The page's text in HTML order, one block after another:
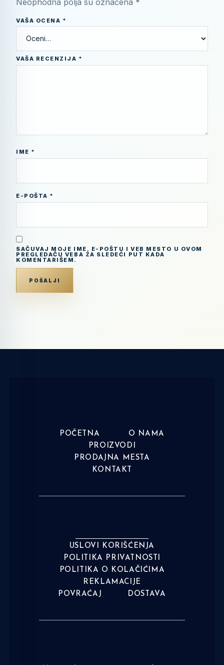
VAŠA OCENA *
VAŠA RECENZIJA *
IME *
E-POŠTA *
SAČUVAJ MOJE IME, E-POŠTU I VEB MESTO U OVOM
PREGLEDAČU VEBA ZA SLEDEĆI PUT KADA
KOMENTARIŠEM.
POČETNA
O NAMA
PROIZVODI
PRODAJNA MESTA
KONTAKT
USLOVI KORIŠĆENJA
POLITIKA PRIVATNOSTI
POLITIKA O KOLAČIĆIMA
REKLAMACIJE
POVRAĆAJ
DOSTAVA